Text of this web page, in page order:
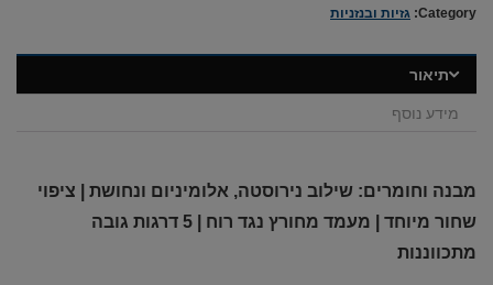
Category: גזיות ובנזניות
תיאור
מידע נוסף
מבנה וחומרים: שילוב נירוסטה, אלומיניום ונחושת | ציפוי
שחור מיוחד | מעמד מחורץ נגד רוח | 5 דרגות גובה
מתכווננות